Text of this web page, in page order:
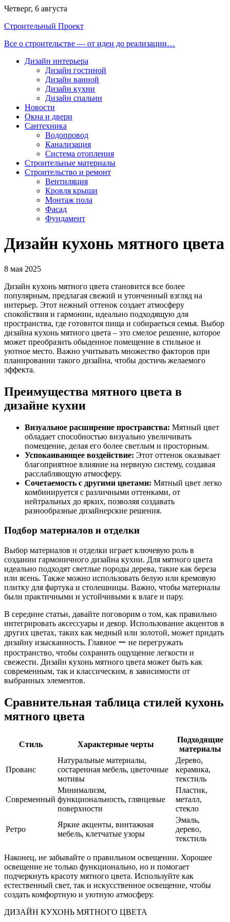
Перейти
содержимому
Четверг, 6 августа
Строительный Проект
Все о строительстве — от идеи до реализации…
Дизайн интерьера
Дизайн гостиной
Дизайн ванной
Дизайн кухни
Дизайн спальни
Новости
Окна и двери
Сантехника
Водопровод
Канализация
Система отопления
Строительные материалы
Строительство и ремонт
Вентиляция
Кровля крыши
Монтаж пола
Фасад
Фундамент
Дизайн кухонь мятного цвета
8 мая 2025
Дизайн кухонь мятного цвета становится все более
популярным, предлагая свежий и утонченный взгляд на
интерьер. Этот нежный оттенок создает атмосферу
спокойствия и гармонии, идеально подходящую для
пространства, где готовится пища и собираеться семья. Выбор
дизайна кухонь мятного цвета – это смелое решение, которое
может преобразить обыденное помещение в стильное и
уютное место. Важно учитывать множество факторов при
планировании такого дизайна, чтобы достичь желаемого
эффекта.
Преимущества мятного цвета в
дизайне кухни
Визуальное расширение пространства: Мятный цвет
обладает способностью визуально увеличивать
помещение, делая его более светлым и просторным.
Успокаивающее воздействие: Этот оттенок оказывает
благоприятное влияние на нервную систему, создавая
расслабляющую атмосферу.
Сочетаемость с другими цветами: Мятный цвет легко
комбинируется с различными оттенками, от
нейтральных до ярких, позволяя создавать
разнообразные дизайнерские решения.
Подбор материалов и отделки
Выбор материалов и отделки играет ключевую роль в
создании гармоничного дизайна кухни. Для мятного цвета
идеально подходят светлые породы дерева, такие как береза
или ясень. Также можно использовать белую или кремовую
плитку для фартука и столешницы. Важно, чтобы материалы
были практичными и устойчивыми к влаге и пару.
В середине статьи, давайте поговорим о том, как правильно
интегрировать аксессуары и декор. Использование акцентов в
других цветах, таких как медный или золотой, может придать
дизайну изысканность. Главное ー не перегружать
пространство, чтобы сохранить ощущение легкости и
свежести. Дизайн кухонь мятного цвета может быть как
современным, так и классическим, в зависимости от
выбранных элементов.
Сравнительная таблица стилей кухонь
мятного цвета
Стиль Характерные черты
Подходящие
материалы
Прованс
Натуральные материалы,
состаренная мебель, цветочные
мотивы
Дерево,
керамика,
текстиль
Современный
Минимализм,
функциональность, глянцевые
поверхности
Пластик,
металл,
стекло
Ретро
Яркие акценты, винтажная
мебель, клетчатые узоры
Эмаль,
дерево,
текстиль
Наконец, не забывайте о правильном освещении. Хорошее
освещение не только функционально, но и помогает
подчеркнуть красоту мятного цвета. Используйте как
естественный свет, так и искусственное освещение, чтобы
создать комфортную и уютную атмосферу.
ДИЗАЙН КУХОНЬ МЯТНОГО ЦВЕТА